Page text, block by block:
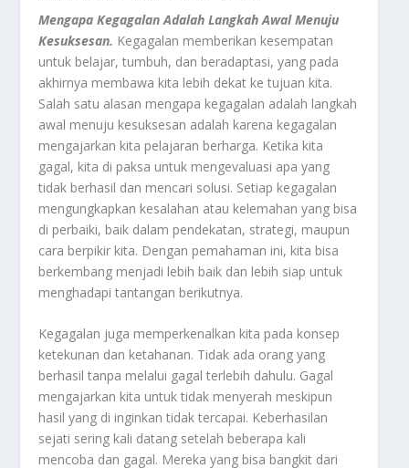
Mengapa Kegagalan Adalah Langkah Awal Menuju
Kesuksesan. Kegagalan memberikan kesempatan
untuk belajar, tumbuh, dan beradaptasi, yang pada
akhirnya membawa kita lebih dekat ke tujuan kita.
Salah satu alasan mengapa kegagalan adalah langkah
awal menuju kesuksesan adalah karena kegagalan
mengajarkan kita pelajaran berharga. Ketika kita
gagal, kita di paksa untuk mengevaluasi apa yang
tidak berhasil dan mencari solusi. Setiap kegagalan
mengungkapkan kesalahan atau kelemahan yang bisa
di perbaiki, baik dalam pendekatan, strategi, maupun
cara berpikir kita. Dengan pemahaman ini, kita bisa
berkembang menjadi lebih baik dan lebih siap untuk
menghadapi tantangan berikutnya.
Kegagalan juga memperkenalkan kita pada konsep
ketekunan dan ketahanan. Tidak ada orang yang
berhasil tanpa melalui gagal terlebih dahulu. Gagal
mengajarkan kita untuk tidak menyerah meskipun
hasil yang di inginkan tidak tercapai. Keberhasilan
sejati sering kali datang setelah beberapa kali
mencoba dan gagal. Mereka yang bisa bangkit dari